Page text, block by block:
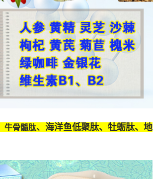
牛骨髓肽、海洋鱼低聚肽、牡蛎肽、 地